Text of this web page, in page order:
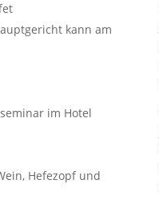
kann am
im Hotel
Hefezopf und